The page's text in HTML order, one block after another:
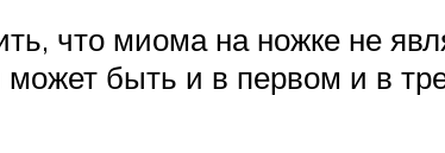
что миома на ножке не
быть и в первом и в